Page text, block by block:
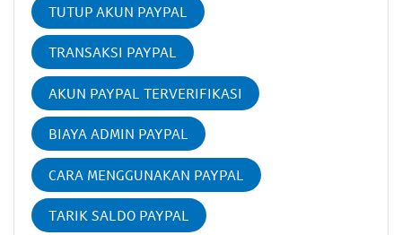
TUTUP AKUN PAYPAL
TRANSAKSI PAYPAL
AKUN PAYPAL TERVERIFIKASI
BIAYA ADMIN PAYPAL
CARA MENGGUNAKAN PAYPAL
TARIK SALDO PAYPAL